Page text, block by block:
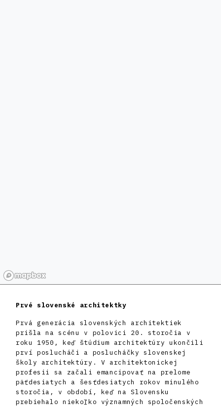
Prvé slovenské architektky
Prvá generácia slovenských architektiek
prišla na scénu v polovici 20. storočia v
roku 1950, keď štúdium architektúry ukončili
prví poslucháči a poslucháčky slovenskej
školy architektúry. V architektonickej
profesii sa začali emancipovať na prelome
päťdesiatych a šesťdesiatych rokov minulého
storočia, v období, keď na Slovensku
prebiehalo niekoľko významných spoločenských